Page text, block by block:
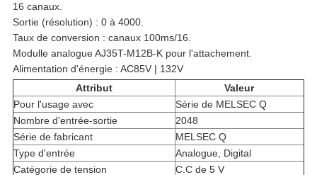
16 canaux.
Sortie (résolution) : 0 à 4000.
Taux de conversion : canaux 100ms/16.
Modulle analogue AJ35T-M12B-K pour l'attachement.
Alimentation d'énergie : AC85V | 132V
Attribut
Valeur
Pour l'usage avec
Série de MELSEC Q
Nombre d'entrée-sortie
2048
Série de fabricant
MELSEC Q
Type d'entrée
Analogue, Digital
Catégorie de tension
C.C de 5 V